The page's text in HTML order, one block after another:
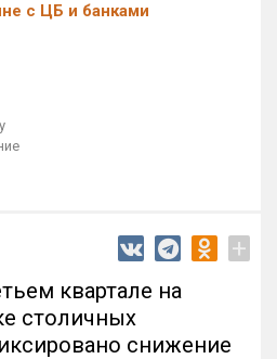
с ЦБ и банками
+
квартале на
столичных
снижение